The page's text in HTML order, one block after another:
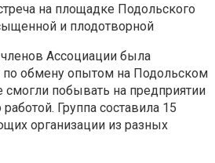
на площадке Подольского
и плодотворной
членов Ассоциации была
по обмену опытом на Подольском
побывать на предприятии
Группа составила 15
организации из разных